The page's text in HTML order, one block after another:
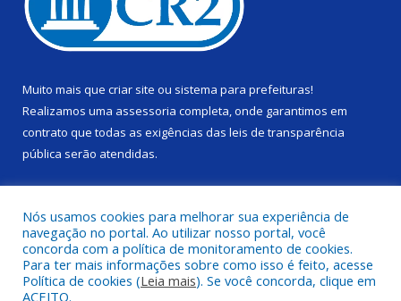
Muito mais que criar site ou sistema para prefeituras!
Realizamos uma assessoria completa, onde garantimos em
contrato que todas as exigências das leis de transparência
pública serão atendidas.
Todos os direitos reservados a Câmara Municipal de Alenquer.
Nós usamos cookies para melhorar sua experiência de
navegação no portal. Ao utilizar nosso portal, você
concorda com a política de monitoramento de cookies.
Para ter mais informações sobre como isso é feito, acesse
Política de cookies (Leia mais). Se você concorda, clique em
ACEITO.